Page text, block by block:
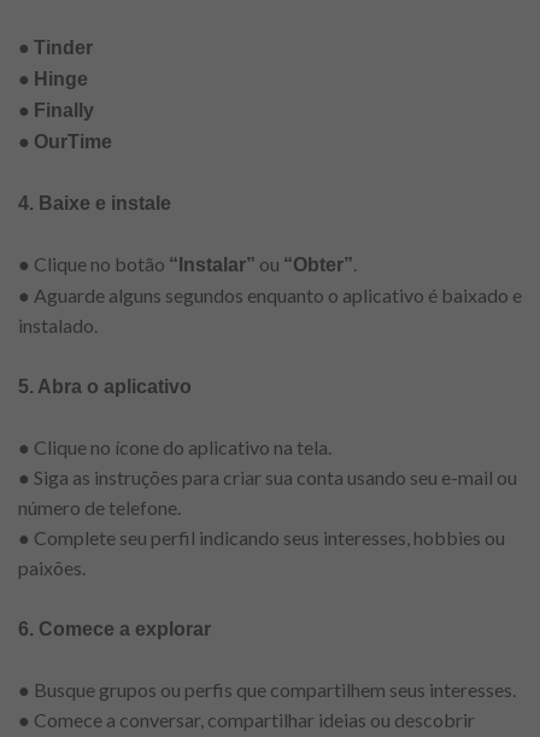
● Tinder
● Hinge
● Finally
● OurTime
4. Baixe e instale
● Clique no botão “Instalar” ou “Obter”.
● Aguarde alguns segundos enquanto o aplicativo é baixado e
instalado.
5. Abra o aplicativo
● Clique no ícone do aplicativo na tela.
● Siga as instruções para criar sua conta usando seu e-mail ou
número de telefone.
● Complete seu perfil indicando seus interesses, hobbies ou
paixões.
6. Comece a explorar
● Busque grupos ou perfis que compartilhem seus interesses.
● Comece a conversar, compartilhar ideias ou descobrir